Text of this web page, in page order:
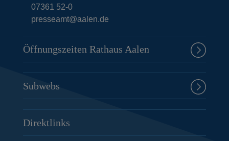
07361 52-0
presseamt@aalen.de
Öffnungszeiten Rathaus Aalen
Subwebs
Direktlinks